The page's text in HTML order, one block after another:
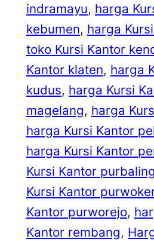
indramayu, harga
kebumen, harga
toko Kursi Kantor
Kantor klaten, harga
kudus, harga Kursi
magelang, harga
harga Kursi Kantor
harga Kursi Kantor
Kursi Kantor
Kursi Kantor
Kantor purworejo,
Kantor rembang,